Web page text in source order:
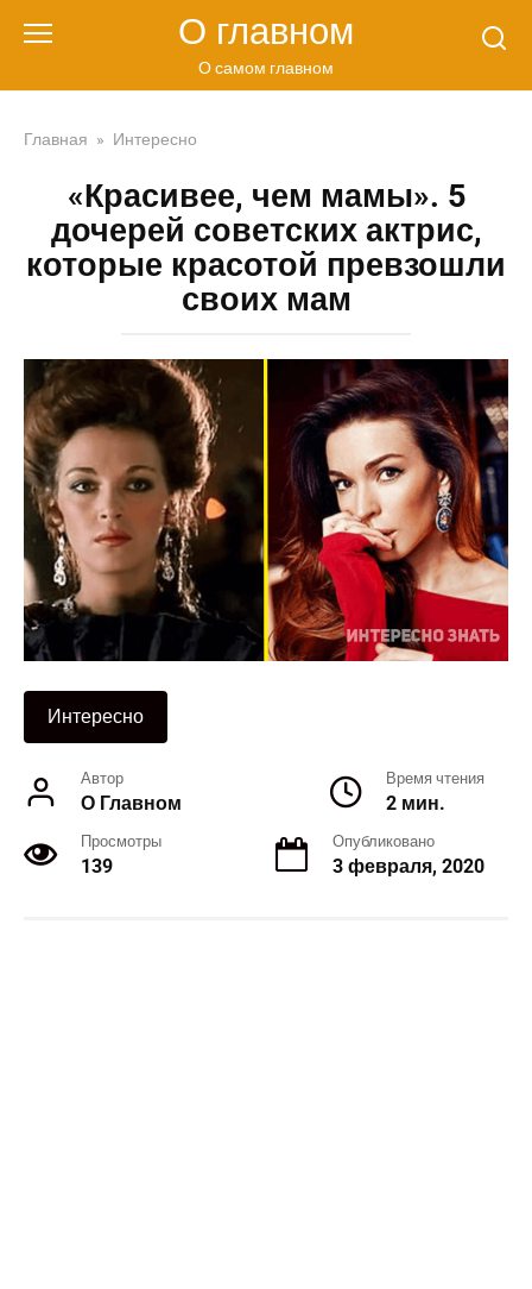
О главном
О самом главном
Главная » Интересно
«Красивее, чем мамы». 5
дочерей советских актрис,
которые красотой превзошли
своих мам
Интересно
Автор
О Главном
Время чтения
2 мин.
Просмотры
139
Опубликовано
3 февраля, 2020